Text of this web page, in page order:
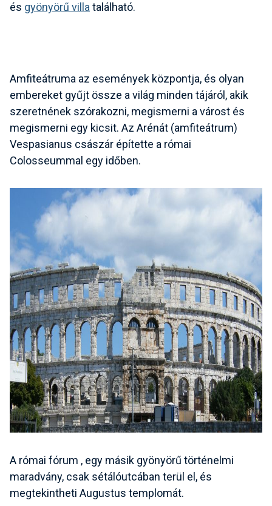
és gyönyörű villatalálható.
Amfiteátruma az események központja, és olyan
embereket gyűjt össze a világ minden tájáról, akik
szeretnének szórakozni, megismerni a várost és
megismerni egy kicsit. Az Arénát (amfiteátrum)
Vespasianus császár építette a római
Colosseummal egy időben.
A római fórum , egy másik gyönyörű történelmi
maradvány, csak sétálóutcában terül el, és
megtekintheti Augustus templomát.